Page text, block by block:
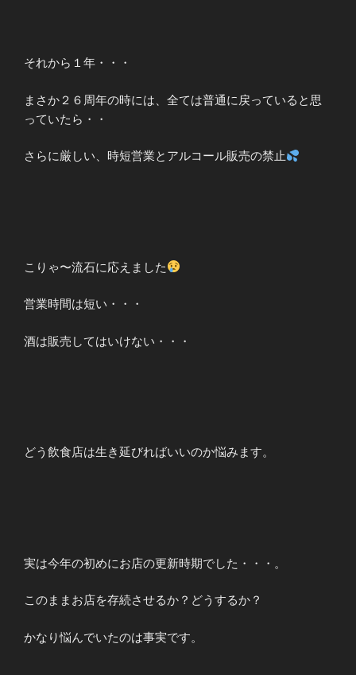
それから１年・・・
まさか２６周年の時には、全ては普通に戻っていると思
っていたら・・
さらに厳しい、時短営業とアルコール販売の禁止
こりゃ〜流石に応えました
営業時間は短い・・・
酒は販売してはいけない・・・
どう飲食店は生き延びればいいのか悩みます。
実は今年の初めにお店の更新時期でした・・・。
このままお店を存続させるか？どうするか？
かなり悩んでいたのは事実です。